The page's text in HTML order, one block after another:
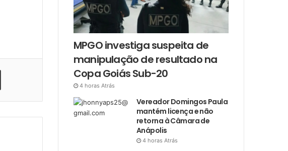
Print
MPGO investiga suspeita de
manipulação de resultado na
Copa Goiás Sub-20
4 horas Atrás
Vereador Domingos Paula
mantém licença e não
retorna à Câmara de
Anápolis
4 horas Atrás